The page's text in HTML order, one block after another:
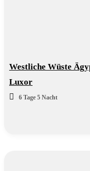
Westliche Wüste
Luxor
6 Tage 5 Nacht